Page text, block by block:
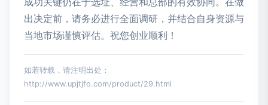
出决定前，请务必进行全面调研，并结合自身资源与
当地市场谨慎评估。祝您创业顺利！
如若转载，请注明出处：
http://www.upjtjfo.com/product/29.html